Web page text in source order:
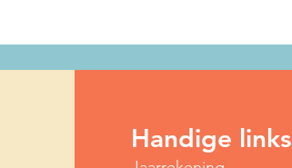
Handige links